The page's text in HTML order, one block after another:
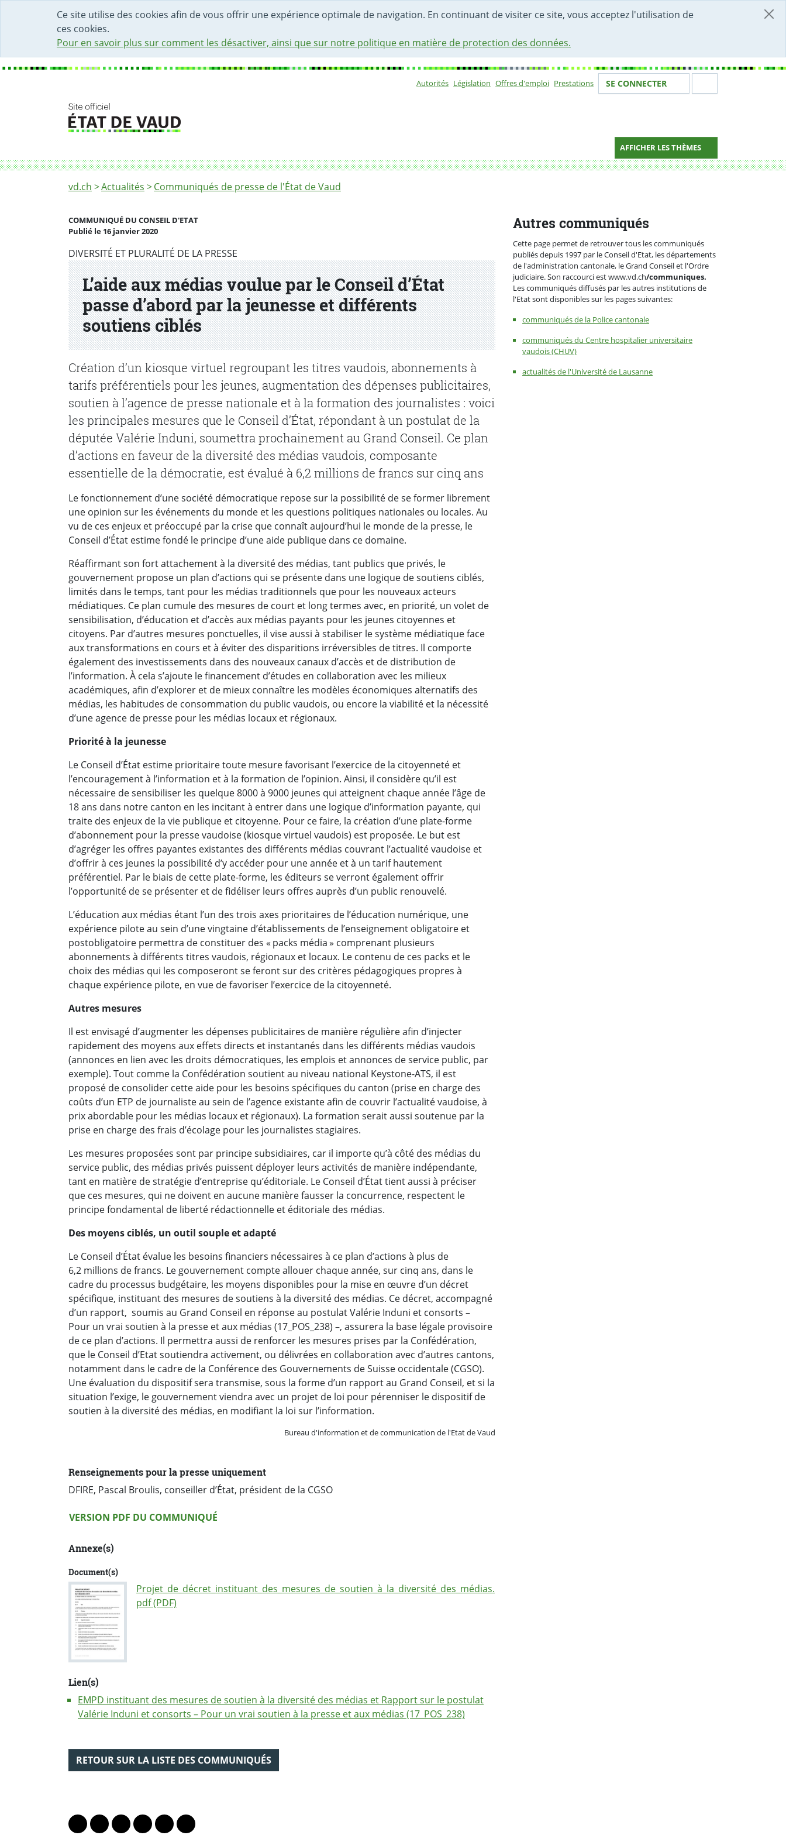
Ce site utilise des cookies afin de vous offrir une expérience optimale de navigation. En continuant de visiter ce site, vous acceptez l'utilisation de
ces cookies.
Pour en savoir plus sur comment les désactiver, ainsi que sur notre politique en matière de protection des données.
DÉBUT DU CONTENU DE LA PAGE
ACCÈS AU CHAMP DE RECHERCHE
PAGE D'ACCUEIL
FORMULAIRE DE CONTACT
Autorités Législation Offres d'emploi Prestations Votre identité
SE CONNECTER
AFFICHER LES THÈMES
Fil d'Ariane
vd.ch Actualités Communiqués de presse de l'État de Vaud
L’aide aux médias voulue par le Conseil d’État passe d’abord par la jeunesse et différents soutiens ciblés
L’aide aux médias voulue par le Conseil d’État
passe d’abord par la jeunesse et différents
soutiens ciblés
COMMUNIQUÉ DU CONSEIL D'ETAT
Publié le 16 janvier 2020
Partenaire(s)
DIVERSITÉ ET PLURALITÉ DE LA PRESSE
Création d’un kiosque virtuel regroupant les titres vaudois, abonnements à
tarifs préférentiels pour les jeunes, augmentation des dépenses publicitaires,
soutien à l’agence de presse nationale et à la formation des journalistes : voici
les principales mesures que le Conseil d’État, répondant à un postulat de la
députée Valérie Induni, soumettra prochainement au Grand Conseil. Ce plan
d’actions en faveur de la diversité des médias vaudois, composante
essentielle de la démocratie, est évalué à 6,2 millions de francs sur cinq ans
Le fonctionnement d’une société démocratique repose sur la possibilité de se former librement
une opinion sur les événements du monde et les questions politiques nationales ou locales. Au
vu de ces enjeux et préoccupé par la crise que connaît aujourd’hui le monde de la presse, le
Conseil d’État estime fondé le principe d’une aide publique dans ce domaine.
Réaffirmant son fort attachement à la diversité des médias, tant publics que privés, le
gouvernement propose un plan d’actions qui se présente dans une logique de soutiens ciblés,
limités dans le temps, tant pour les médias traditionnels que pour les nouveaux acteurs
médiatiques. Ce plan cumule des mesures de court et long termes avec, en priorité, un volet de
sensibilisation, d’éducation et d’accès aux médias payants pour les jeunes citoyennes et
citoyens. Par d’autres mesures ponctuelles, il vise aussi à stabiliser le système médiatique face
aux transformations en cours et à éviter des disparitions irréversibles de titres. Il comporte
également des investissements dans des nouveaux canaux d’accès et de distribution de
l’information. À cela s’ajoute le financement d’études en collaboration avec les milieux
académiques, afin d’explorer et de mieux connaître les modèles économiques alternatifs des
médias, les habitudes de consommation du public vaudois, ou encore la viabilité et la nécessité
d’une agence de presse pour les médias locaux et régionaux.
Priorité à la jeunesse
Le Conseil d’État estime prioritaire toute mesure favorisant l’exercice de la citoyenneté et
l’encouragement à l’information et à la formation de l’opinion. Ainsi, il considère qu’il est
nécessaire de sensibiliser les quelque 8000 à 9000 jeunes qui atteignent chaque année l’âge de
18 ans dans notre canton en les incitant à entrer dans une logique d’information payante, qui
traite des enjeux de la vie publique et citoyenne. Pour ce faire, la création d’une plate-forme
d’abonnement pour la presse vaudoise (kiosque virtuel vaudois) est proposée. Le but est
d’agréger les offres payantes existantes des différents médias couvrant l’actualité vaudoise et
d’offrir à ces jeunes la possibilité d’y accéder pour une année et à un tarif hautement
préférentiel. Par le biais de cette plate-forme, les éditeurs se verront également offrir
l’opportunité de se présenter et de fidéliser leurs offres auprès d’un public renouvelé.
L’éducation aux médias étant l’un des trois axes prioritaires de l’éducation numérique, une
expérience pilote au sein d’une vingtaine d’établissements de l’enseignement obligatoire et
postobligatoire permettra de constituer des « packs média » comprenant plusieurs
abonnements à différents titres vaudois, régionaux et locaux. Le contenu de ces packs et le
choix des médias qui les composeront se feront sur des critères pédagogiques propres à
chaque expérience pilote, en vue de favoriser l’exercice de la citoyenneté.
Autres mesures
Il est envisagé d’augmenter les dépenses publicitaires de manière régulière afin d’injecter
rapidement des moyens aux effets directs et instantanés dans les différents médias vaudois
(annonces en lien avec les droits démocratiques, les emplois et annonces de service public, par
exemple). Tout comme la Confédération soutient au niveau national Keystone-ATS, il est
proposé de consolider cette aide pour les besoins spécifiques du canton (prise en charge des
coûts d’un ETP de journaliste au sein de l’agence existante afin de couvrir l’actualité vaudoise, à
prix abordable pour les médias locaux et régionaux). La formation serait aussi soutenue par la
prise en charge des frais d’écolage pour les journalistes stagiaires.
Les mesures proposées sont par principe subsidiaires, car il importe qu’à côté des médias du
service public, des médias privés puissent déployer leurs activités de manière indépendante,
tant en matière de stratégie d’entreprise qu’éditoriale. Le Conseil d’État tient aussi à préciser
que ces mesures, qui ne doivent en aucune manière fausser la concurrence, respectent le
principe fondamental de liberté rédactionnelle et éditoriale des médias.
Des moyens ciblés, un outil souple et adapté
Le Conseil d’État évalue les besoins financiers nécessaires à ce plan d’actions à plus de
6,2 millions de francs. Le gouvernement compte allouer chaque année, sur cinq ans, dans le
cadre du processus budgétaire, les moyens disponibles pour la mise en œuvre d’un décret
spécifique, instituant des mesures de soutiens à la diversité des médias. Ce décret, accompagné
d’un rapport, soumis au Grand Conseil en réponse au postulat Valérie Induni et consorts –
Pour un vrai soutien à la presse et aux médias (17_POS_238) –, assurera la base légale provisoire
de ce plan d’actions. Il permettra aussi de renforcer les mesures prises par la Confédération,
que le Conseil d’Etat soutiendra activement, ou délivrées en collaboration avec d’autres cantons,
notamment dans le cadre de la Conférence des Gouvernements de Suisse occidentale (CGSO).
Une évaluation du dispositif sera transmise, sous la forme d’un rapport au Grand Conseil, et si la
situation l’exige, le gouvernement viendra avec un projet de loi pour pérenniser le dispositif de
soutien à la diversité des médias, en modifiant la loi sur l’information.
Bureau d'information et de communication de l'Etat de Vaud
Renseignements pour la presse uniquement
DFIRE, Pascal Broulis, conseiller d’État, président de la CGSO
Version PDF
VERSION PDF DU COMMUNIQUÉ
Annexe(s)
Document(s)
Projet_de_décret_instituant_des_mesures_de_soutien_à_la_diversité_des_médias.
pdf (PDF)
Lien(s)
EMPD instituant des mesures de soutien à la diversité des médias et Rapport sur le postulat
Valérie Induni et consorts – Pour un vrai soutien à la presse et aux médias (17_POS_238)
RETOUR SUR LA LISTE DES COMMUNIQUÉS
Autres communiqués
Cette page permet de retrouver tous les communiqués
publiés depuis 1997 par le Conseil d'Etat, les départements
de l'administration cantonale, le Grand Conseil et l'Ordre
judiciaire. Son raccourci est www.vd.ch/communiques.
Les communiqués diffusés par les autres institutions de
l'Etat sont disponibles sur les pages suivantes:
communiqués de la Police cantonale
communiqués du Centre hospitalier universitaire
vaudois (CHUV)
actualités de l'Université de Lausanne
Lien vers le profil Mastodon
Lien vers le profil Bluesky
Lien vers le profil Instagram
Lien vers le profil Linkedin
Lien vers le profil Facebook
Lien vers le profil Twitter